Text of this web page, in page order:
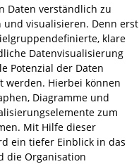
Daten verständlich zu
und visualisieren. Denn erst
klare
Datenvisualisierung
Potenzial der Daten
werden. Hierbei können
Diagramme und
zum
Mit Hilfe dieser
ein tiefer Einblick in das
die Organisation